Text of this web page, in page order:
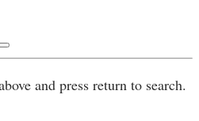
and press return to search.